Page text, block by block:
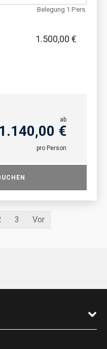
Belegung 1 Pers.
1.500,00 €
ab
1.140,00 €
pro Person
3 Vor